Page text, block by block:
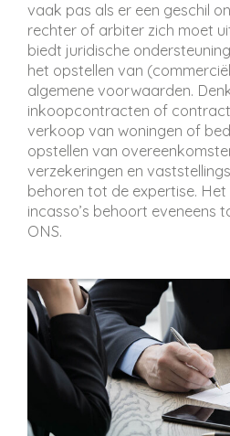
vaak pas als er een geschil
rechter of arbiter zich moet
biedt juridische
het opstellen van
algemene voorwaarden.
inkoopcontracten of
verkoop van woningen of
opstellen van
verzekeringen en
behoren tot de expertise.
incasso’s behoort eveneens
ONS.